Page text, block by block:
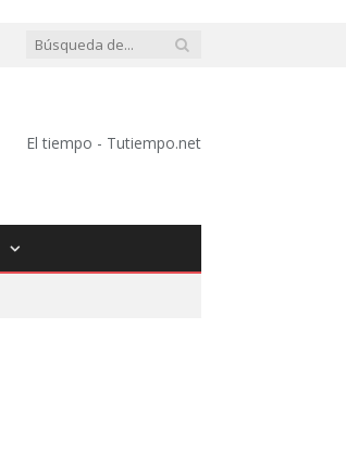
El tiempo - Tutiempo.net